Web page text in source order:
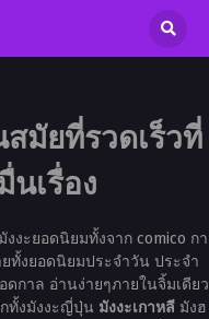
มัยที่รวดเร็วที่
เรื่อง
งะยอดนิยมทั้งจาก comico กา
ทั้งยอดนิยมประจำวัน ประจำ
กาล อ่านง่ายๆภายในจิ้มเดียว
ทั้งมังงะญี่ปุ่น มังงะเกาหลีมังฮ